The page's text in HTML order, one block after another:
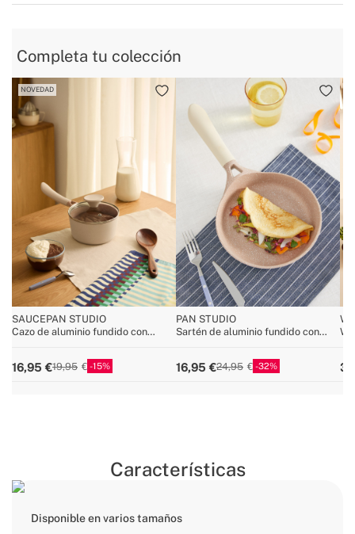
Completa tu colección
NOVEDAD
SAUCEPAN STUDIO
Cazo de aluminio fundido con
16,95 19,95 15
PAN STUDIO
Sartén de aluminio fundido con
16,95 24,95 32
Características
Disponible en varios tamaños